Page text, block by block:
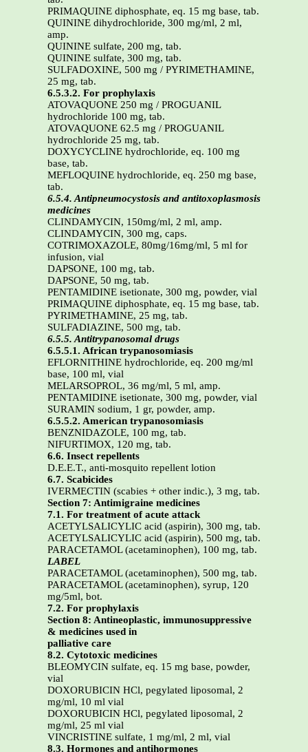
PRIMAQUINE diphosphate, eq. 15 mg base, tab.
QUININE dihydrochloride, 300 mg/ml, 2 ml,
amp.
QUININE sulfate, 200 mg, tab.
QUININE sulfate, 300 mg, tab.
SULFADOXINE, 500 mg / PYRIMETHAMINE,
25 mg, tab.
6.5.3.2. For prophylaxis
ATOVAQUONE 250 mg / PROGUANIL
hydrochloride 100 mg, tab.
ATOVAQUONE 62.5 mg / PROGUANIL
hydrochloride 25 mg, tab.
DOXYCYCLINE hydrochloride, eq. 100 mg
base, tab.
MEFLOQUINE hydrochloride, eq. 250 mg base,
tab.
6.5.4. Antipneumocystosis and antitoxoplasmosis
medicines
CLINDAMYCIN, 150mg/ml, 2 ml, amp.
CLINDAMYCIN, 300 mg, caps.
COTRIMOXAZOLE, 80mg/16mg/ml, 5 ml for
infusion, vial
DAPSONE, 100 mg, tab.
DAPSONE, 50 mg, tab.
PENTAMIDINE isetionate, 300 mg, powder, vial
PRIMAQUINE diphosphate, eq. 15 mg base, tab.
PYRIMETHAMINE, 25 mg, tab.
SULFADIAZINE, 500 mg, tab.
6.5.5. Antitrypanosomal drugs
6.5.5.1. African trypanosomiasis
EFLORNITHINE hydrochloride, eq. 200 mg/ml
base, 100 ml, vial
MELARSOPROL, 36 mg/ml, 5 ml, amp.
PENTAMIDINE isetionate, 300 mg, powder, vial
SURAMIN sodium, 1 gr, powder, amp.
6.5.5.2. American trypanosomiasis
BENZNIDAZOLE, 100 mg, tab.
NIFURTIMOX, 120 mg, tab.
6.6. Insect repellents
D.E.E.T., anti-mosquito repellent lotion
6.7. Scabicides
IVERMECTIN (scabies + other indic.), 3 mg, tab.
Section 7: Antimigraine medicines
7.1. For treatment of acute attack
ACETYLSALICYLIC acid (aspirin), 300 mg, tab.
ACETYLSALICYLIC acid (aspirin), 500 mg, tab.
PARACETAMOL (acetaminophen), 100 mg, tab.
LABEL
PARACETAMOL (acetaminophen), 500 mg, tab.
PARACETAMOL (acetaminophen), syrup, 120
mg/5ml, bot.
7.2. For prophylaxis
Section 8: Antineoplastic, immunosuppressive
& medicines used in
palliative care
8.2. Cytotoxic medicines
BLEOMYCIN sulfate, eq. 15 mg base, powder,
vial
DOXORUBICIN HCl, pegylated liposomal, 2
mg/ml, 10 ml vial
DOXORUBICIN HCl, pegylated liposomal, 2
mg/ml, 25 ml vial
VINCRISTINE sulfate, 1 mg/ml, 2 ml, vial
8.3. Hormones and antihormones